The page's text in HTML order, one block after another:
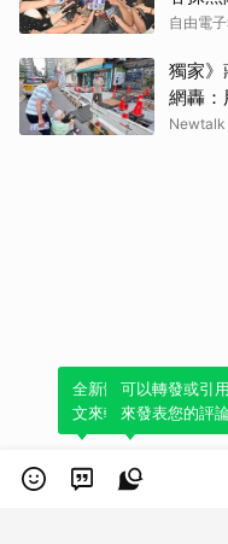
自由電
獨家》
網轟：
Newtalk
全新體驗！一鍵引用
文來輕鬆表達個人立
可以轉發或引
來發表您的評